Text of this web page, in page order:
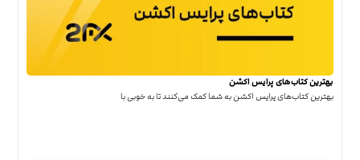
بهترین کتاب‌‌های پرایس اکشن
بهترین کتاب‌‌های پرایس اکشن به شما کمک می‌کنند تا به خوبی با